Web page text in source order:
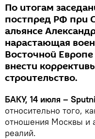
По итогам
постпред РФ при
альянсе
нарастающая
Восточной
внести
строительство.
БАКУ, 14 июля –
относительно того,
отношения Москвы и
реалий.